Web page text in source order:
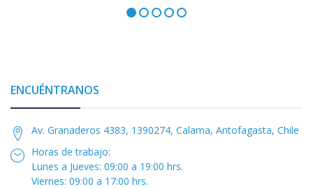
ENCUÉNTRANOS
Av. Granaderos 4383, 1390274, Calama, Antofagasta, Chile
Horas de trabajo:
Lunes a Jueves: 09:00 a 19:00 hrs.
Viernes: 09:00 a 17:00 hrs.